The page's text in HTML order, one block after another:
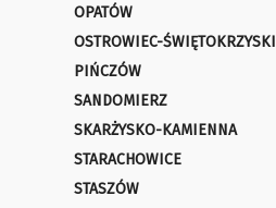
OPATÓW
OSTROWIEC-ŚWIĘTOKRZYSKI
PIŃCZÓW
SANDOMIERZ
SKARŻYSKO-KAMIENNA
STARACHOWICE
STASZÓW